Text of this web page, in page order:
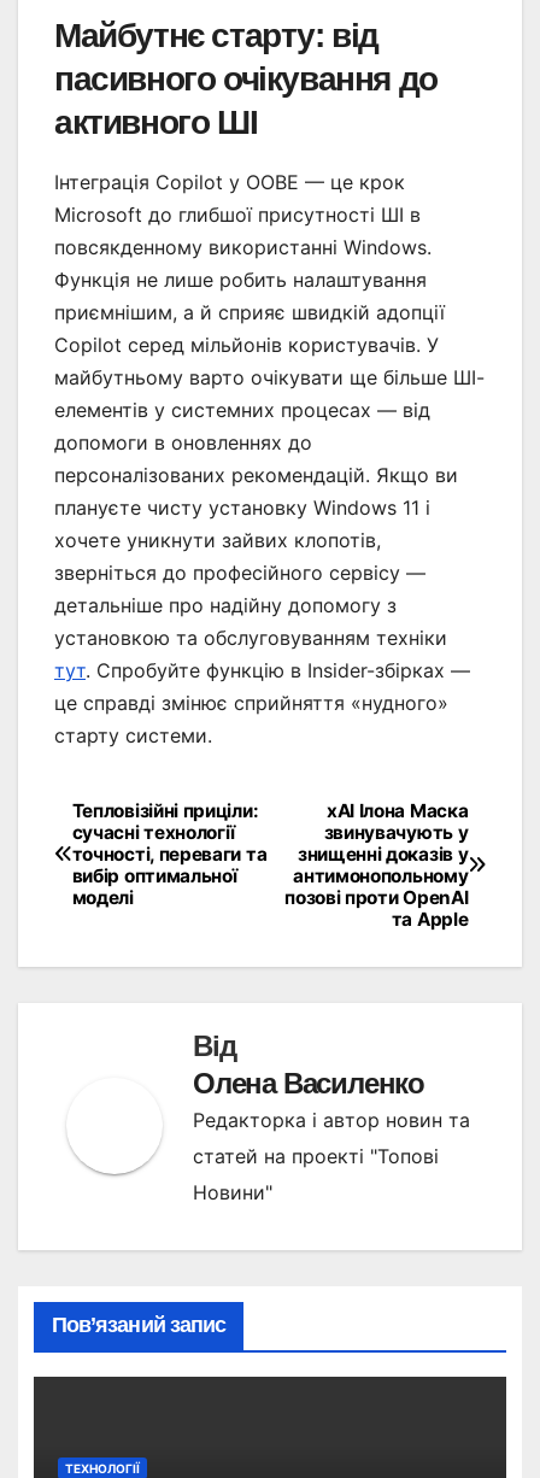
Майбутнє старту: від
пасивного очікування до
активного ШІ
Інтеграція Copilot у OOBE — це крок
Microsoft до глибшої присутності ШІ в
повсякденному використанні Windows.
Функція не лише робить налаштування
приємнішим, а й сприяє швидкій адопції
Copilot серед мільйонів користувачів. У
майбутньому варто очікувати ще більше ШІ-
елементів у системних процесах — від
допомоги в оновленнях до
персоналізованих рекомендацій. Якщо ви
плануєте чисту установку Windows 11 і
хочете уникнути зайвих клопотів,
зверніться до професійного сервісу —
детальніше про надійну допомогу з
установкою та обслуговуванням техніки
тут. Спробуйте функцію в Insider-збірках —
це справді змінює сприйняття «нудного»
старту системи.
Навігація
записів
xAI Ілона Маска
звинувачують у
знищенні доказів у
антимонопольному
позові проти OpenAI
та Apple
Тепловізійні приціли:
сучасні технології
точності, переваги та
вибір оптимальної
моделі
Від
Олена Василенко
Редакторка і автор новин та
статей на проекті "Топові
Новини"
Пов’язаний запис
ТЕХНОЛОГІЇ